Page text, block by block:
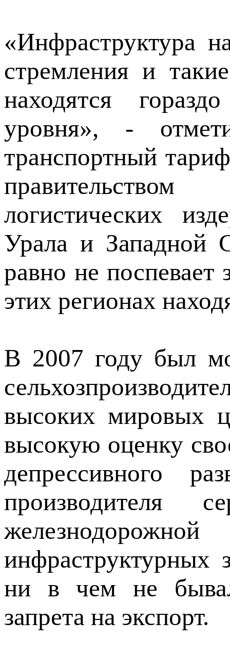
«Инфраструктура
стремления и
находятся
уровня», -
транспортный
логистических
Урала и Западной
равно не
этих регионах
В 2007 году был
высоких мировых
высокую оценку
депрессивного
производителя
инфраструктурных
ни в чем не
запрета на экспорт.